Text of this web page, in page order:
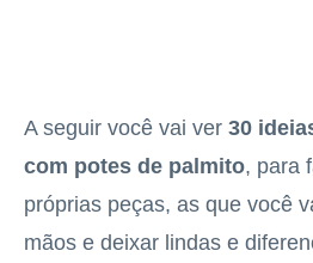
A seguir você vai ver 30
com potes de palmito, para
próprias peças, as que você
mãos e deixar lindas e